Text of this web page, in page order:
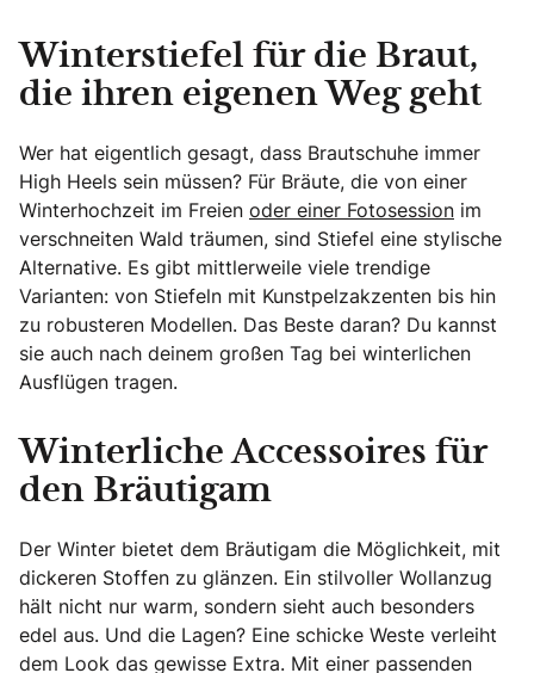
Winterstiefel für die Braut,
die ihren eigenen Weg geht
Wer hat eigentlich gesagt, dass Brautschuhe immer
High Heels sein müssen? Für Bräute, die von einer
Winterhochzeit im Freien oder einer Fotosession im
verschneiten Wald träumen, sind Stiefel eine stylische
Alternative. Es gibt mittlerweile viele trendige
Varianten: von Stiefeln mit Kunstpelzakzenten bis hin
zu robusteren Modellen. Das Beste daran? Du kannst
sie auch nach deinem großen Tag bei winterlichen
Ausflügen tragen.
Winterliche Accessoires für
den Bräutigam
Der Winter bietet dem Bräutigam die Möglichkeit, mit
dickeren Stoffen zu glänzen. Ein stilvoller Wollanzug
hält nicht nur warm, sondern sieht auch besonders
edel aus. Und die Lagen? Eine schicke Weste verleiht
dem Look das gewisse Extra. Mit einer passenden